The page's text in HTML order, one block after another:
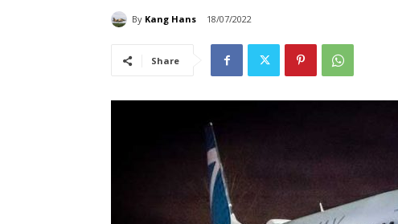
By Kang Hans 18/07/2022
Share